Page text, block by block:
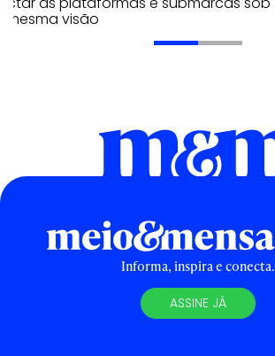
mesma visão
Informa, inspira e conecta.
ASSINE JÁ